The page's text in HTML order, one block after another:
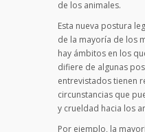
de los animales.
Esta nueva postura
de la mayoría de los
hay ámbitos en los
difiere de algunas
entrevistados tienen
circunstancias que
y crueldad hacia los
Por ejemplo, la